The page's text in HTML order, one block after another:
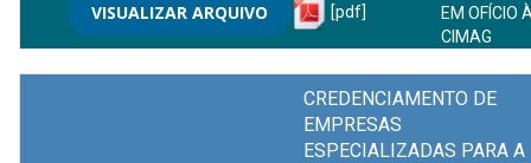
VISUALIZAR ARQUIVO [pdf]
EM OFÍCIO
CIMAG
CREDENCIAMENTO DE
EMPRESAS
ESPECIALIZADAS PARA A